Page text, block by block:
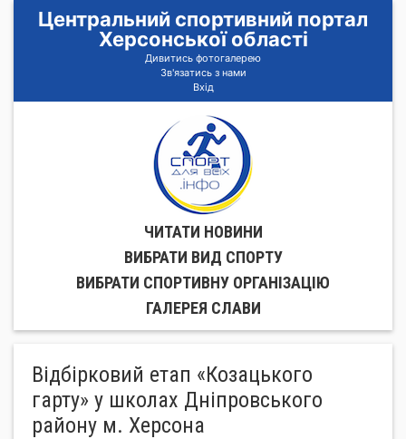
Центральний спортивний портал
Херсонської області
Дивитись фотогалерею
Зв'язатись з нами
Вхід
ЧИТАТИ НОВИНИ
ВИБРАТИ ВИД СПОРТУ
ВИБРАТИ СПОРТИВНУ ОРГАНIЗАЦIЮ
ГАЛЕРЕЯ СЛАВИ
Відбірковий етап «Козацького
гарту» у школах Дніпровського
району м. Херсона